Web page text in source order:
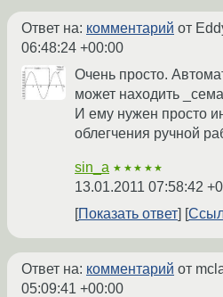
Ответ на: комментарий от
06:48:24 +00:00
Очень просто.
может находить
И ему нужен просто
облегчения ручной
sin_a ★★★★★
13.01.2011 07:58:42
Показать ответ
Ответ на: комментарий от
05:09:41 +00:00